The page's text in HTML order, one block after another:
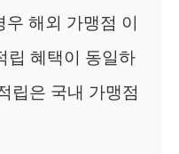
해외 가맹점 이
립 혜택이 동일하
립은 국내 가맹점